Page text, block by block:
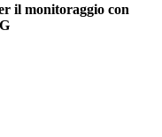
il monitoraggio con